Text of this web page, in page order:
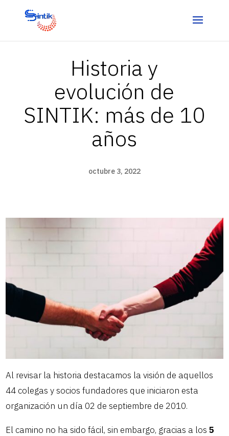
Historia y
evolución de
SINTIK: más de 10
años
octubre 3, 2022
Al revisar la historia destacamos la visión de aquellos
44 colegas y socios fundadores que iniciaron esta
organización un día 02 de septiembre de 2010.
El camino no ha sido fácil, sin embargo, gracias a los5